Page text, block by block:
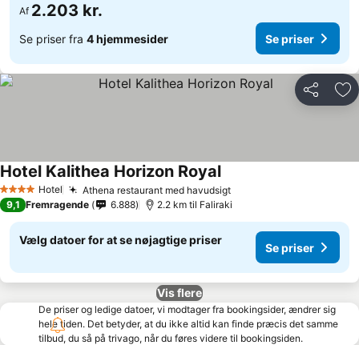
Af 2.203 kr.
Se priser fra 4 hjemmesider Se priser
Del
4 StjernerHotel Athena restaurant med havudsigt
Hotel Kalithea Horizon Royal
9,1 Fremragende 6.888 2.2 km til Faliraki
Vælg datoer for at se nøjagtige priser
Se priser
Vis flere
De priser og ledige datoer, vi modtager fra bookingsider, ændrer sig
hele tiden. Det betyder, at du ikke altid kan finde præcis det samme
tilbud, du så på trivago, når du føres videre til bookingsiden.